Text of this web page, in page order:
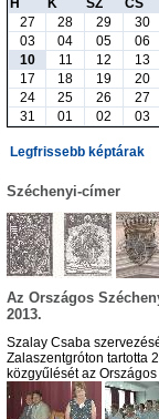
H
K SZ CS
27
28 29 30
03
04 05 06
10
11 12 13
17
18 19 20
24
25 26 27
31
01 02 03
Legfrissebb képtárak
Széchenyi-címer
Az Országos
2013.
Szalay Csaba
Zalaszentgróton tartotta
közgyűlését az